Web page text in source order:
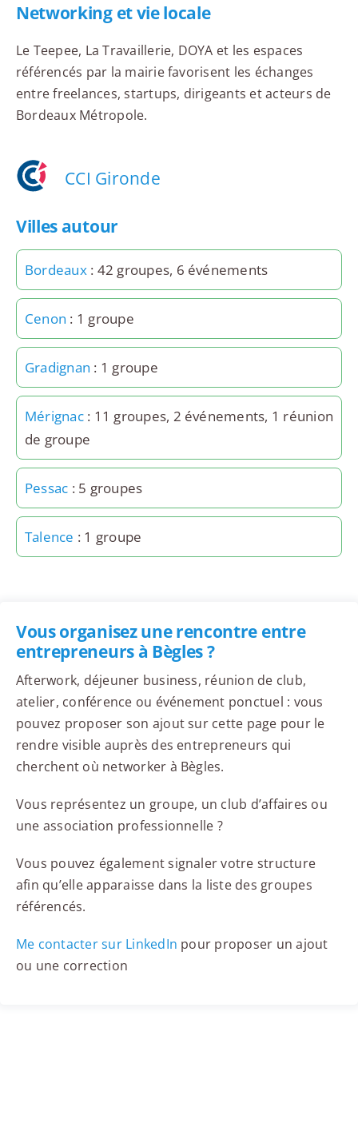
Networking et vie locale
Le Teepee, La Travaillerie, DOYA et les espaces
référencés par la mairie favorisent les échanges
entre freelances, startups, dirigeants et acteurs de
Bordeaux Métropole.
CCI Gironde
Villes autour
Bordeaux: 42 groupes, 6 événements
Cenon : 1 groupe
Gradignan : 1 groupe
Mérignac: 11 groupes, 2 événements, 1 réunion
de groupe
Pessac : 5 groupes
Talence : 1 groupe
Vous organisez une rencontre entre
entrepreneurs à Bègles ?
Afterwork, déjeuner business, réunion de club,
atelier, conférence ou événement ponctuel : vous
pouvez proposer son ajout sur cette page pour le
rendre visible auprès des entrepreneurs qui
cherchent où networker à Bègles.
Vous représentez un groupe, un club d’affaires ou
une association professionnelle ?
Vous pouvez également signaler votre structure
afin qu’elle apparaisse dans la liste des groupes
référencés.
Me contacter sur LinkedIn pour proposer un ajout
ou une correction